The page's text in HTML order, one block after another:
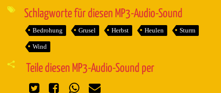
Schlagworte für diesen MP3-Audio-Sound
Bedrohung Grusel Herbst Heulen Sturm
Wind
Teile diesen MP3-Audio-Sound per